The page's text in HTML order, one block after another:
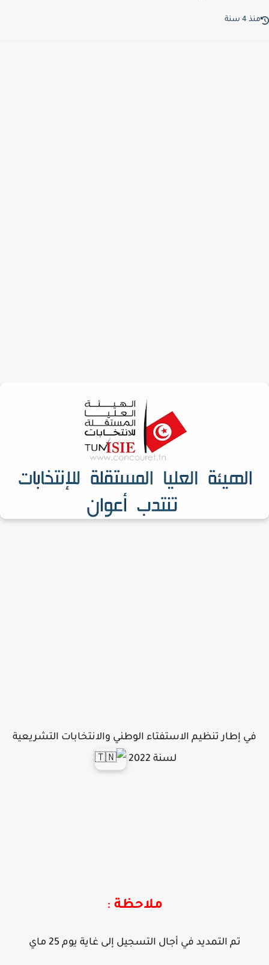
4 سنة
في إطار تنظيم الاستفتاء الوطني والانتخابات التشريعية
لسنة 2022
ملاحظة:
تم التمديد في أجال التسجيل إلى غاية يوم 25 ماي